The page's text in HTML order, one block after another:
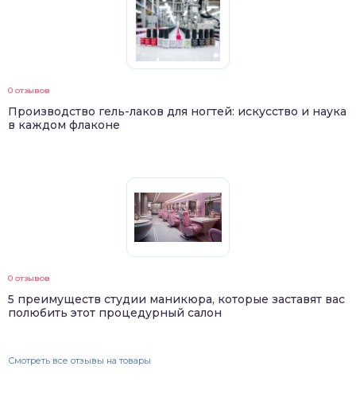
0 отзывов
Производство гель-лаков для ногтей: искусство и наука
в каждом флаконе
0 отзывов
5 преимуществ студии маникюра, которые заставят вас
полюбить этот процедурный салон
Смотреть все отзывы на товары